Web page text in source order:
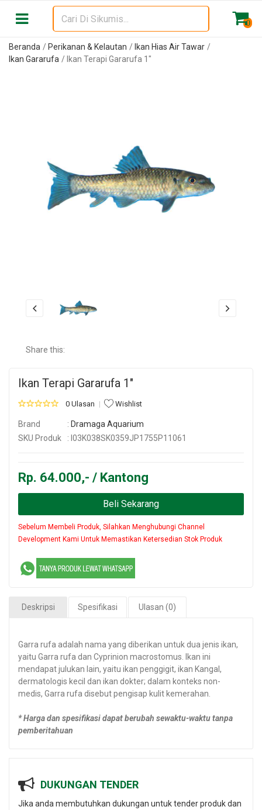
0
Beranda Perikanan & Kelautan
Ikan Hias Air Tawar
Ikan Gararufa
Ikan Terapi Gararufa 1"
Share this:
Ikan Terapi Gararufa 1"
0 Ulasan Wishlist
Brand : Dramaga Aquarium
SKU Produk
: I03K038SK0359JP1755P11061
Rp. 64.000,- / Kantong
Beli Sekarang
Sebelum Membeli Produk, Silahkan Menghubungi Channel
Development Kami Untuk Memastikan Ketersedian Stok Produk
Deskripsi Spesifikasi Ulasan (0)
Garra rufa adalah nama yang diberikan untuk dua jenis ikan,
yaitu Garra rufa dan Cyprinion macrostomus. Ikan ini
mendapat julukan lain, yaitu ikan penggigit, ikan Kangal,
dermatologis kecil dan ikan dokter; dalam konteks non-
medis, Garra rufa disebut pengisap kulit kemerahan.
* Harga dan spesifikasi dapat berubah sewaktu-waktu tanpa
pemberitahuan
DUKUNGAN TENDER
Jika anda membutuhkan dukungan untuk tender produk dan